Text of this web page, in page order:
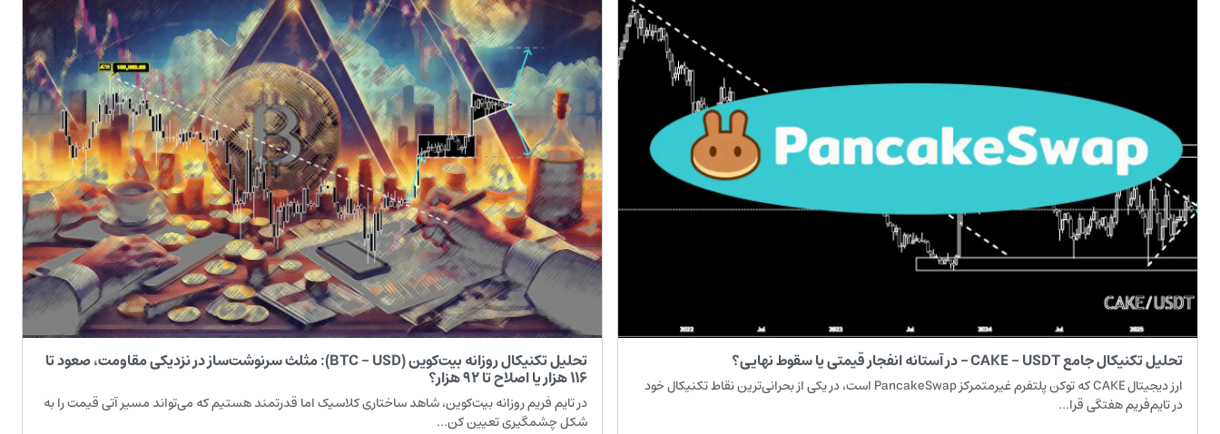
تحلیل تکنیکال جامع CAKE - USDT – در آستانه انفجار قیمتی یا سقوط نهایی؟
ارز دیجیتال CAKE که توکن پلتفرم غیرمتمرکز PancakeSwap است، در یکی از بحرانی‌ترین نقاط تکنیکال خود
در تایم‌فریم هفتگی قرا...
تحلیل تکنیکال روزانه بیت‌کوین (BTC - USD): مثلث سرنوشت‌ساز در نزدیکی مقاومت، صعود تا
۱۱۶ هزار یا اصلاح تا ۹۲ هزار؟
در تایم فریم روزانه بیت‌کوین، شاهد ساختاری کلاسیک اما قدرتمند هستیم که می‌تواند مسیر آتی قیمت را به
شکل چشمگیری تعیین کن...